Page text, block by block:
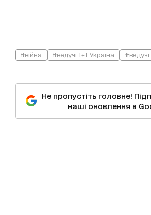
#війна #ведучі 1+1 Україна
Не пропустіть головне!
наші оновлення в